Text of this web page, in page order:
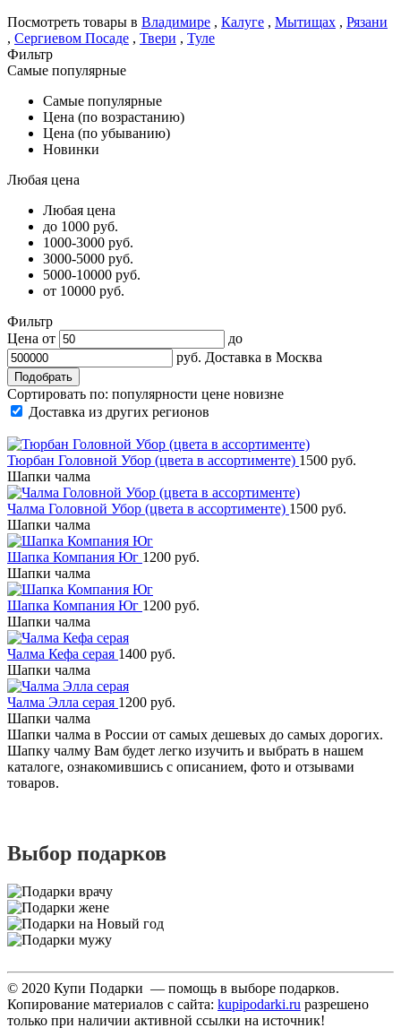
Посмотреть товары в Владимире , Калуге , Мытищах , Рязани
, Сергиевом Посаде , Твери , Туле
Фильтр
Самые популярные
Самые популярные
Цена (по возрастанию)
Цена (по убыванию)
Новинки
Любая цена
Любая цена
до 1000 руб.
1000-3000 руб.
3000-5000 руб.
5000-10000 руб.
от 10000 руб.
Фильтр
Цена от
до
руб. Доставка в Москва
Сортировать по: популярности цене новизне
Доставка из других регионов
Тюрбан Головной Убор (цвета в ассортименте) 1500 руб.
Шапки чалма
Чалма Головной Убор (цвета в ассортименте) 1500 руб.
Шапки чалма
Шапка Компания Юг 1200 руб.
Шапки чалма
Шапка Компания Юг 1200 руб.
Шапки чалма
Чалма Кефа серая 1400 руб.
Шапки чалма
Чалма Элла серая 1200 руб.
Шапки чалма
Шапки чалма в России от самых дешевых до самых дорогих.
Шапку чалму Вам будет легко изучить и выбрать в нашем
каталоге, ознакомившись с описанием, фото и отзывами
товаров.
Выбор подарков
© 2020 Купи Подарки — помощь в выборе подарков.
Копирование материалов с сайта: kupipodarki.ru разрешено
только при наличии активной ссылки на источник!